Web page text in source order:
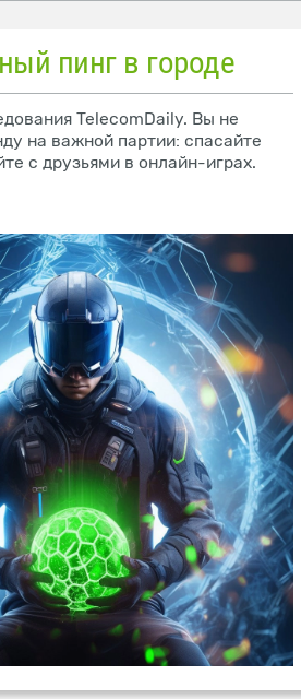
пинг в городе
TelecomDaily. Вы не
на важной партии: спасайте
с друзьями в онлайн-играх.